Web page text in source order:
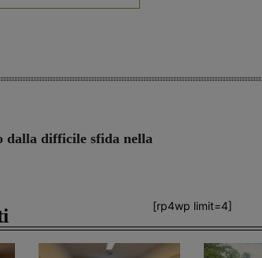
dalla difficile sfida nella
[rp4wp limit=4]